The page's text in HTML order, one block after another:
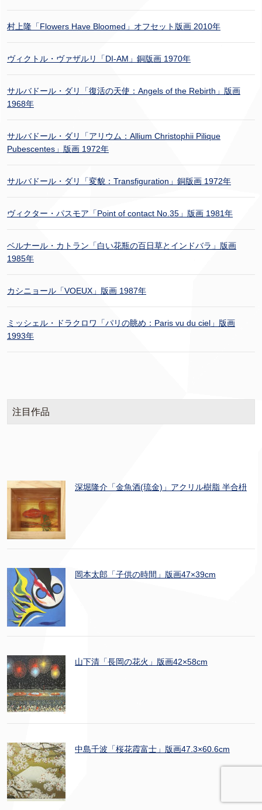
村上隆「Flowers Have Bloomed」オフセット版画 2010年
ヴィクトル・ヴァザルリ「DI-AM」銅版画 1970年
サルバドール・ダリ「復活の天使：Angels of the Rebirth」版画
1968年
サルバドール・ダリ「アリウム：Allium Christophii Pilique
Pubescentes」版画 1972年
サルバドール・ダリ「変貌：Transfiguration」銅版画 1972年
ヴィクター・パスモア「Point of contact No.35」版画 1981年
ベルナール・カトラン「白い花瓶の百日草とインドバラ」版画
1985年
カシニョール「VOEUX」版画 1987年
ミッシェル・ドラクロワ「パリの眺め：Paris vu du ciel」版画
1993年
注目作品
深堀隆介「金魚酒(琉金)」アクリル樹脂 半合枡
岡本太郎「子供の時間」版画47×39cm
山下清「長岡の花火」版画42×58cm
中島千波「桜花霞富士」版画47.3×60.6cm